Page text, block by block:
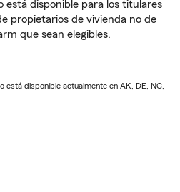
está disponible para los titulares
propietarios de vivienda no de
que sean elegibles.
está disponible actualmente en AK, DE, NC,